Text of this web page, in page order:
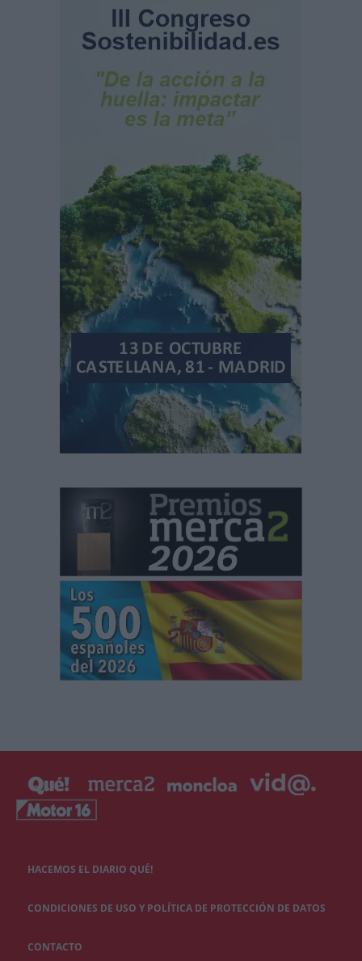
HACEMOS EL DIARIO QUÉ!
CONDICIONES DE USO Y POLÍTICA DE PROTECCIÓN DE DATOS
CONTACTO